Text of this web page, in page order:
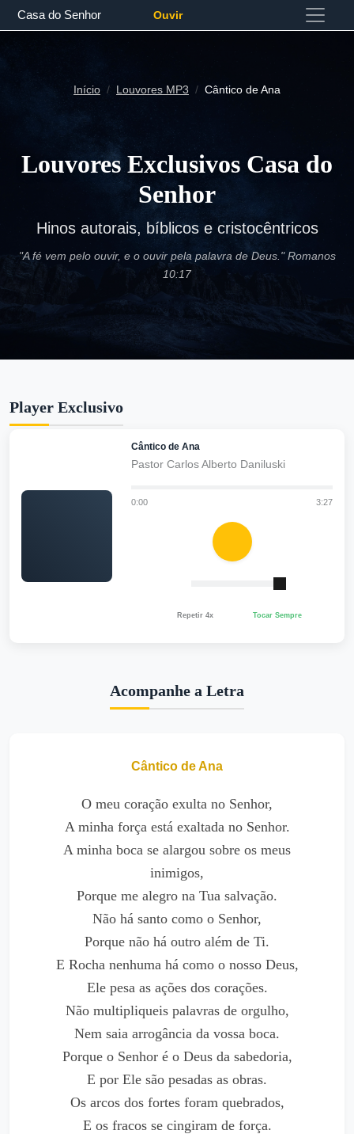
Casa do Senhor Ouvir
Início Louvores MP3 Cântico de Ana
Louvores Exclusivos Casa do
Senhor
Hinos autorais, bíblicos e cristocêntricos
"A fé vem pelo ouvir, e o ouvir pela palavra de Deus." Romanos
10:17
Player Exclusivo
Cântico de Ana
Pastor Carlos Alberto Daniluski
0:00 3:27
Repetir 4x Tocar Sempre
Acompanhe a Letra
Cântico de Ana
O meu coração exulta no Senhor,
A minha força está exaltada no Senhor.
A minha boca se alargou sobre os meus
inimigos,
Porque me alegro na Tua salvação.
Não há santo como o Senhor,
Porque não há outro além de Ti.
E Rocha nenhuma há como o nosso Deus,
Ele pesa as ações dos corações.
Não multipliqueis palavras de orgulho,
Nem saia arrogância da vossa boca.
Porque o Senhor é o Deus da sabedoria,
E por Ele são pesadas as obras.
Os arcos dos fortes foram quebrados,
E os fracos se cingiram de força.